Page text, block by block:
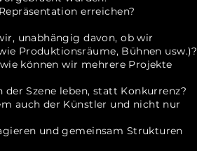
erreichen?
unabhängig davon, ob wir
Produktionsräume, Bühnen usw.)?
können wir mehrere Projekte
Szene leben, statt Konkurrenz?
auch der Künstler und nicht nur
und gemeinsam Strukturen